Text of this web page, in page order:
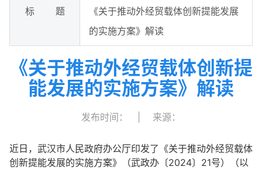
标 题
《关于推动外经贸载体创新提能发展
的实施方案》解读
《关于推动外经贸载体创新提
能发展的实施方案》解读
发布时间： 来源：
近日，武汉市人民政府办公厅印发了《关于推动外经贸载体
创新提能发展的实施方案》（武政办〔2024〕21号）（以